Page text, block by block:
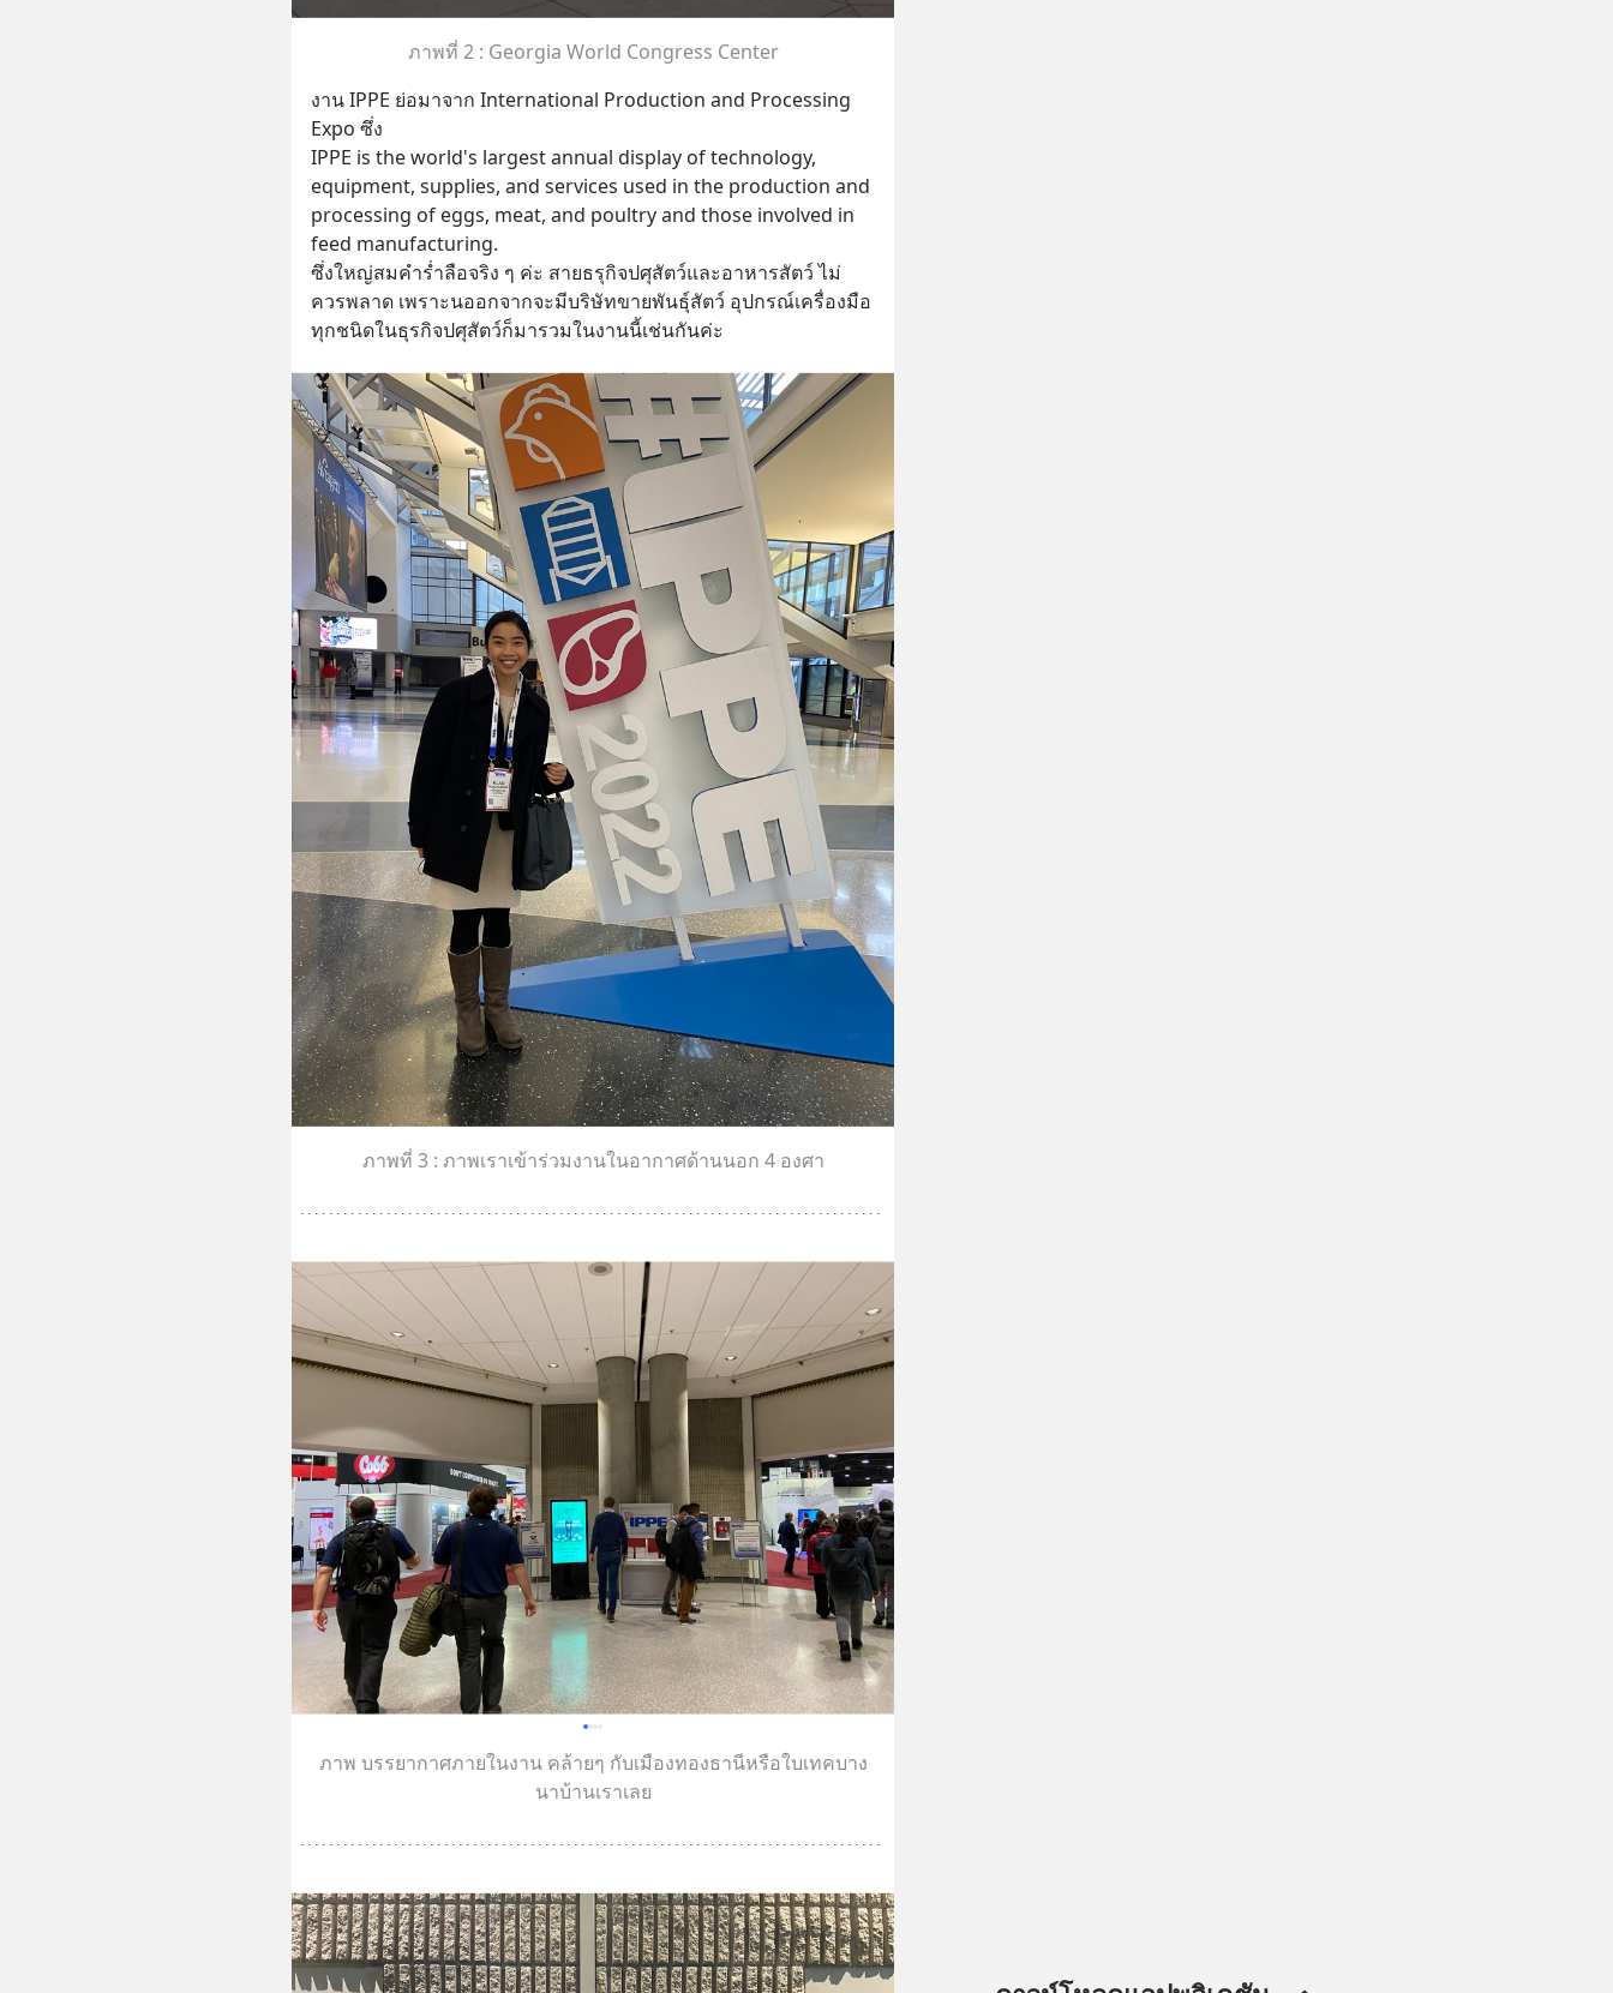
ภาพที่ 2 : Georgia World Congress Center
งาน IPPE ย่อมาจาก International Production and Processing
Expo ซึ่ง
IPPE is the world's largest annual display of technology,
equipment, supplies, and services used in the production and
processing of eggs, meat, and poultry and those involved in
feed manufacturing.
ซึ่งใหญ่สมคำร่ำลือจริง ๆ ค่ะ สายธรุกิจปศุสัตว์และอาหารสัตว์ ไม่
ควรพลาด เพราะนออกจากจะมีบริษัทขายพันธุ์สัตว์ อุปกรณ์เครื่องมือ
ทุกชนิดในธุรกิจปศุสัตว์ก็มารวมในงานนี้เช่นกันค่ะ
ภาพที่ 3 : ภาพเราเข้าร่วมงานในอากาศด้านนอก 4 องศา
ภาพ บรรยากาศภายในงาน คล้ายๆ กับเมืองทองธานีหรือใบเทคบาง
นาบ้านเราเลย